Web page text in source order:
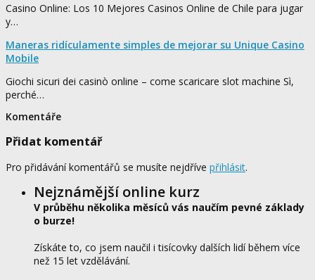
Casino Online: Los 10 Mejores Casinos Online de Chile para jugar
y…
Maneras ridículamente simples de mejorar su Unique Casino
Mobile
Giochi sicuri dei casinò online – come scaricare slot machine Sì,
perché…
Komentáře
Přidat komentář
Pro přidávání komentářů se musíte nejdříve přihlásit.
Nejznámější online kurz
V průběhu několika měsíců vás naučím pevné základy
o burze!
Získáte to, co jsem naučil i tisícovky dalších lidí během více
než 15 let vzdělávání.